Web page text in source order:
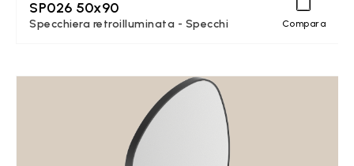
SP026 50x90
Specchiera retroilluminata - Specchi Compara